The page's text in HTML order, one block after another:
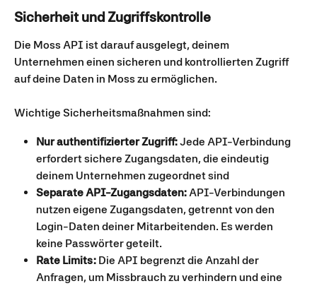
Sicherheit und Zugriffskontrolle
Die Moss API ist darauf ausgelegt, deinem
Unternehmen einen sicheren und kontrollierten Zugriff
auf deine Daten in Moss zu ermöglichen.
Wichtige Sicherheitsmaßnahmen sind:
Nur authentifizierter Zugriff: Jede API-Verbindung
erfordert sichere Zugangsdaten, die eindeutig
deinem Unternehmen zugeordnet sind
Separate API-Zugangsdaten: API-Verbindungen
nutzen eigene Zugangsdaten, getrennt von den
Login-Daten deiner Mitarbeitenden. Es werden
keine Passwörter geteilt.
Rate Limits: Die API begrenzt die Anzahl der
Anfragen, um Missbrauch zu verhindern und eine